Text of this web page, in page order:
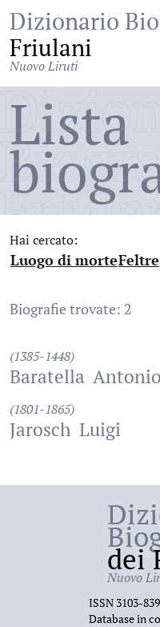
Dizionario
Friulani
Nuovo Liruti
Lista
Hai cercato:
Luogo di morte
:Feltre
Biografie trovate: 2
(1385-1448)
Baratella Antonio
(1801-1865)
Jarosch Luigi
dei
Nuovo
ISSN 3103-
Database in